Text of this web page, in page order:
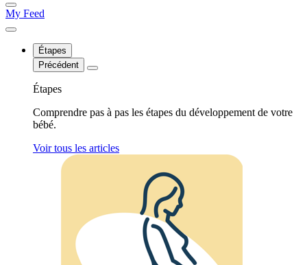
My Feed
Étapes
Précédent
Étapes
Comprendre pas à pas les étapes du développement de votre
bébé.
Voir tous les articles